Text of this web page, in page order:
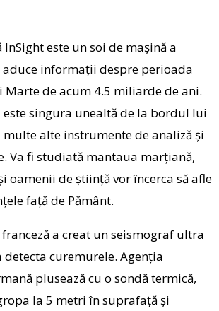
InSight este un soi de maşină a
informaţii despre perioada
de acum 4.5 miliarde de ani.
singura unealtă de la bordul lui
multe alte instrumente de analiză şi
Va fi studiată mantaua marţiană,
oamenii de ştiinţă vor încerca să afle
faţă de Pământ.
a creat un seismograf ultra
curemurele. Agenţia
plusează cu o sondă termică,
la 5 metri în suprafaţă şi